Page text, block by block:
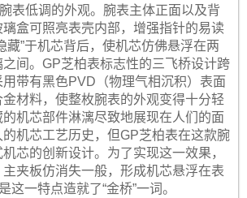
表低调的外观。腕表主体正面以及背
盒可照亮表壳内部，增强指针的易读
藏”于机芯背后，使机芯仿佛悬浮在两
间。GP芝柏表标志性的三飞桥设计跨
带有黑色PVD（物理气相沉积）表面
材料，使整枚腕表的外观变得十分轻
机芯部件淋漓尽致地展现在人们的面
机芯工艺历史，但GP芝柏表在这款腕
芯的创新设计。为了实现这一效果，
夹板仿消失一般，形成机芯悬浮在表
这一特点造就了“金桥”一词。